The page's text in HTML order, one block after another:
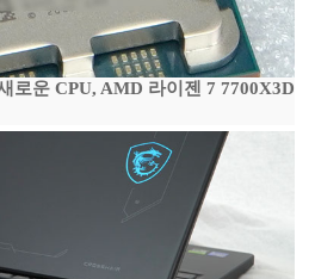
로운 CPU, AMD 라이젠 7 7700X3D